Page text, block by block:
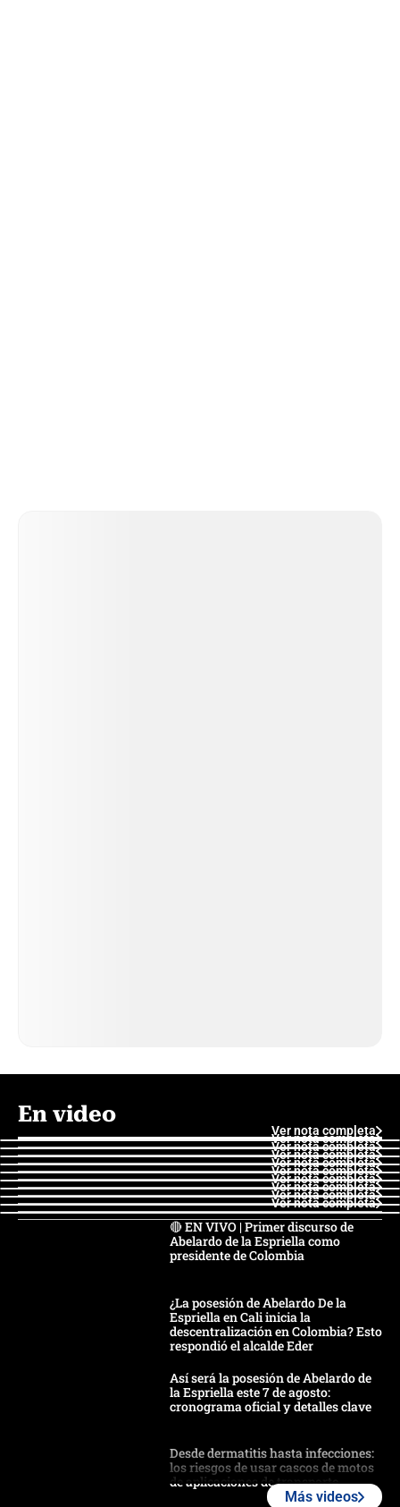
En video
Ver nota completa
Ver nota completa
Ver nota completa
Ver nota completa
Ver nota completa
Ver nota completa
Ver nota completa
Ver nota completa
Ver nota completa
Ver nota completa
🔴 EN VIVO | Primer discurso de
Abelardo de la Espriella como
presidente de Colombia
¿La posesión de Abelardo De la
Espriella en Cali inicia la
descentralización en Colombia? Esto
respondió el alcalde Eder
Así será la posesión de Abelardo de
la Espriella este 7 de agosto:
cronograma oficial y detalles clave
Desde dermatitis hasta infecciones:
los riesgos de usar cascos de motos
de aplicaciones de transporte
Más videos